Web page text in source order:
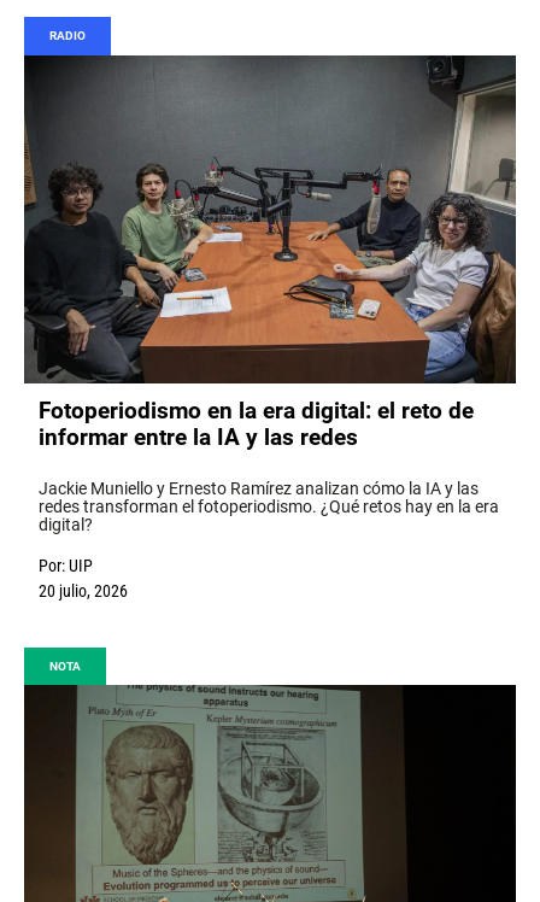
RADIO
Fotoperiodismo en la era digital: el reto de
informar entre la IA y las redes
Jackie Muniello y Ernesto Ramírez analizan cómo la IA y las
redes transforman el fotoperiodismo. ¿Qué retos hay en la era
digital?
Por:UIP
20 julio, 2026
NOTA